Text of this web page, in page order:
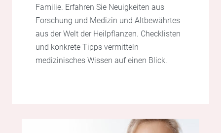
Familie. Erfahren Sie Neuigkeiten aus
Forschung und Medizin und Altbewährtes
aus der Welt der Heilpflanzen. Checklisten
und konkrete Tipps vermitteln
medizinisches Wissen auf einen Blick.